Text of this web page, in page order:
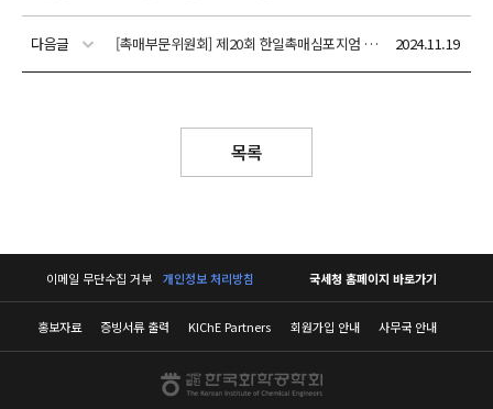
다음글 [촉매부문위원회] 제20회 한일촉매심포지엄 안내(2025년 5월 20일(화)~22일(목)) 2024.11.19
목록
이메일 무단수집 거부 개인정보 처리방침 국세청 홈페이지 바로가기
홍보자료 증빙서류 출력 KIChE Partners 회원가입 안내 사무국 안내